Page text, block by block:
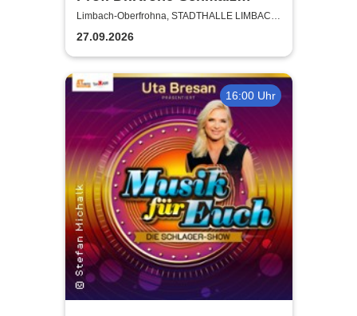
Russland - und der Westen -
eine schwierige Beziehung
Limbach-Oberfrohna, STADTHALLE LIMBACH-
OBERFROHNA
27.09.2026
16:00 Uhr